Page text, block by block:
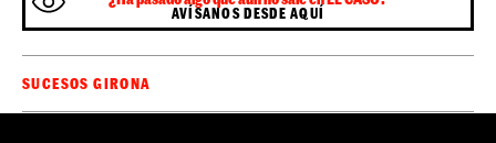
AVÍSANOS DESDE AQUÍ
SUCESOS GIRONA